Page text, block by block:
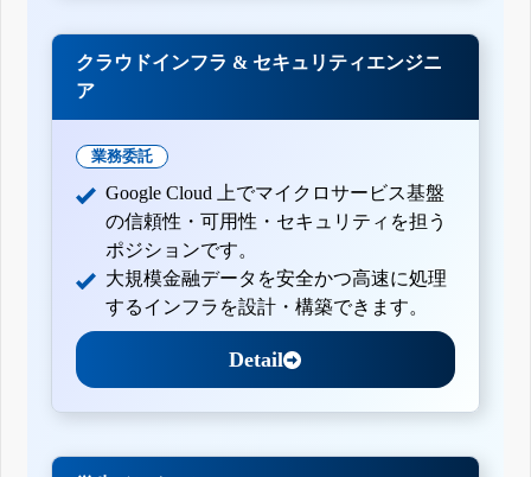
クラウドインフラ & セキュリティエンジニ
ア
業務委託
Google Cloud 上でマイクロサービス基盤
の信頼性・可用性・セキュリティを担う
ポジションです。
大規模金融データを安全かつ高速に処理
するインフラを設計・構築できます。
Detail